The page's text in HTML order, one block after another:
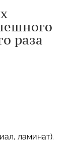
раза
ламинат).